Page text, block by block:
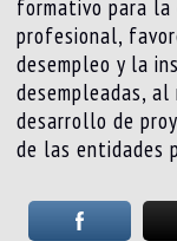
formativo para la
profesional,
desempleo y la
desempleadas,
desarrollo de
de las entidades